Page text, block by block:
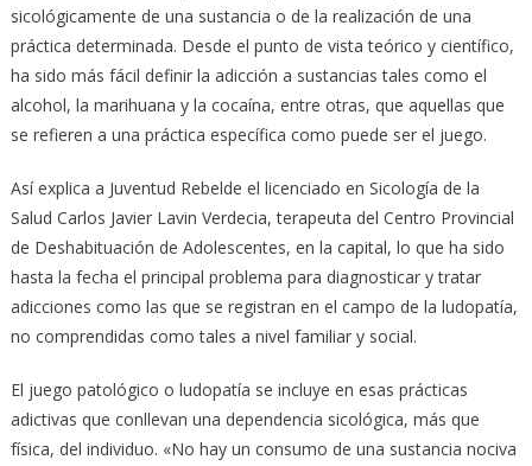
sicológicamente de una sustancia o de la realización de una
práctica determinada. Desde el punto de vista teórico y científico,
ha sido más fácil definir la adicción a sustancias tales como el
alcohol, la marihuana y la cocaína, entre otras, que aquellas que
se refieren a una práctica específica como puede ser el juego.
Así explica a Juventud Rebelde el licenciado en Sicología de la
Salud Carlos Javier Lavin Verdecia, terapeuta del Centro Provincial
de Deshabituación de Adolescentes, en la capital, lo que ha sido
hasta la fecha el principal problema para diagnosticar y tratar
adicciones como las que se registran en el campo de la ludopatía,
no comprendidas como tales a nivel familiar y social.
El juego patológico o ludopatía se incluye en esas prácticas
adictivas que conllevan una dependencia sicológica, más que
física, del individuo. «No hay un consumo de una sustancia nociva